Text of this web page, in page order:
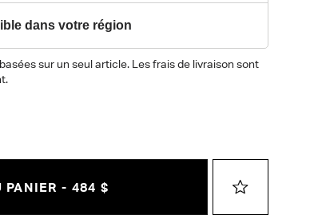
dans votre région
sur un seul article. Les frais de livraison sont
PANIER - 484 $